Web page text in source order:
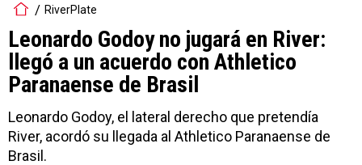
RiverPlate
Leonardo Godoy no jugará en River:
llegó a un acuerdo con Athletico
Paranaense de Brasil
Leonardo Godoy, el lateral derecho que pretendía
River, acordó su llegada al Athletico Paranaense de
Brasil.